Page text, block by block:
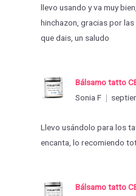
llevo usando y va muy
hinchazon, gracias por
que dais, un saludo
Bálsamo tatto
Sonia F
Llevo usándolo para los
encanta, lo recomiendo
Bálsamo tatto